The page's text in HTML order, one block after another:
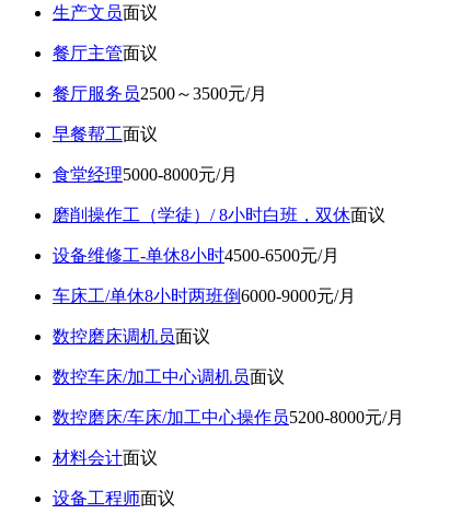
生产文员面议
餐厅主管面议
餐厅服务员2500～3500元/月
早餐帮工面议
食堂经理5000-8000元/月
磨削操作工（学徒）/ 8小时白班，双休面议
设备维修工-单休8小时4500-6500元/月
车床工/单休8小时两班倒6000-9000元/月
数控磨床调机员面议
数控车床/加工中心调机员面议
数控磨床/车床/加工中心操作员5200-8000元/月
材料会计面议
设备工程师面议